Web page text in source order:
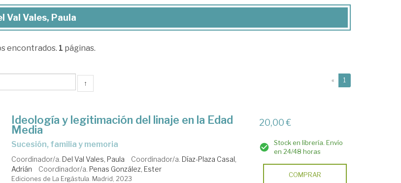
Val Vales, Paula
encontrados. 1 páginas.
↑ « 1
Ideología y legitimación del linaje en la Edad
Media
sucesión, familia y memoria
Coordinador/a. Del Val Vales, Paula Coordinador/a. Díaz-Plaza Casal,
Adrián
Coordinador/a. Penas González, Ester
Ediciones de La Ergástula. Madrid, 2023
20,00 €
Stock en librería. Envío
en 24/48 horas
COMPRAR